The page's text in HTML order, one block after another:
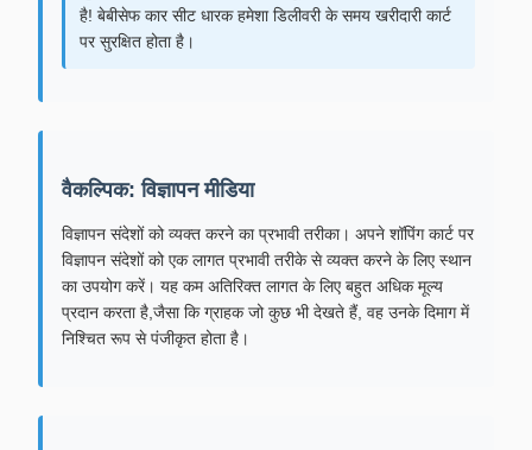
है! बेबीसेफ कार सीट धारक हमेशा डिलीवरी के समय खरीदारी कार्ट
पर सुरक्षित होता है।
वैकल्पिक: विज्ञापन मीडिया
विज्ञापन संदेशों को व्यक्त करने का प्रभावी तरीका। अपने शॉपिंग कार्ट पर
विज्ञापन संदेशों को एक लागत प्रभावी तरीके से व्यक्त करने के लिए स्थान
का उपयोग करें। यह कम अतिरिक्त लागत के लिए बहुत अधिक मूल्य
प्रदान करता है,जैसा कि ग्राहक जो कुछ भी देखते हैं, वह उनके दिमाग में
निश्चित रूप से पंजीकृत होता है।